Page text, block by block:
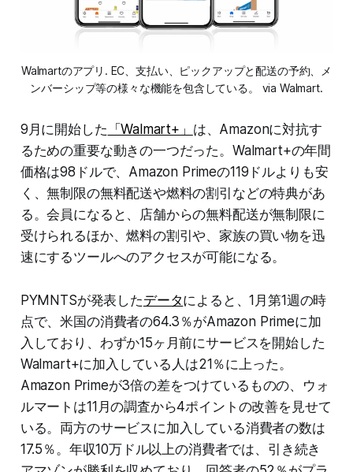
Walmartのアプリ. EC、支払い、ピックアップと配送の予約、メ
ンバーシップ等の様々な機能を包含している。 via Walmart.
9月に開始した 「Walmart+」 は、Amazonに対抗す
るための重要な動きの一つだった。Walmart+の年間
価格は98ドルで、Amazon Primeの119ドルよりも安
く、無制限の無料配送や燃料の割引などの特典があ
る。会員になると、店舗からの無料配送が無制限に
受けられるほか、燃料の割引や、家族の買い物を迅
速にするツールへのアクセスが可能になる。
PYMNTSが発表したデータによると、1月第1週の時
点で、米国の消費者の64.3％がAmazon Primeに加
入しており、わずか15ヶ月前にサービスを開始した
Walmart+に加入している人は21％に上った。
Amazon Primeが3倍の差をつけているものの、ウォ
ルマートは11月の調査から4ポイントの改善を見せて
いる。両方のサービスに加入している消費者の数は
17.5％。年収10万ドル以上の消費者では、引き続き